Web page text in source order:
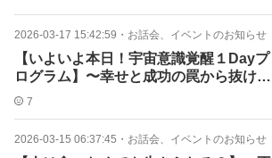
2026-03-17 15:42:59 ・ お話会、イベントのお知らせ
【いよいよ本日！宇宙意識覚醒１Dayプ
ログラム】〜幸せと成功の罠から抜け出
せ〜
7
2026-03-15 06:37:45 ・ お話会、イベントのお知らせ